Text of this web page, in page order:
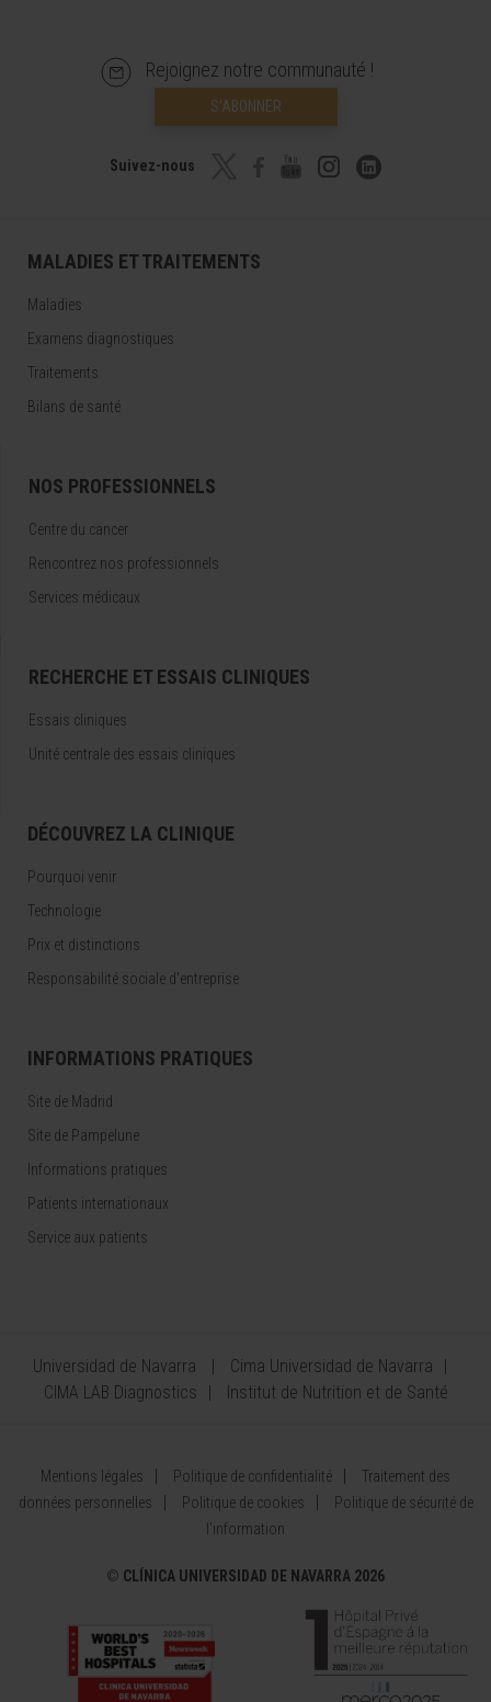
Rejoignez notre communauté !
S’ABONNER
Suivez-nous
MALADIES ET TRAITEMENTS
Maladies
Examens diagnostiques
Traitements
Bilans de santé
NOS PROFESSIONNELS
Centre du cancer
Rencontrez nos professionnels
Services médicaux
RECHERCHE ET ESSAIS CLINIQUES
Essais cliniques
Unité centrale des essais cliniques
DÉCOUVREZ LA CLINIQUE
Pourquoi venir
Technologie
Prix et distinctions
Responsabilité sociale d'entreprise
INFORMATIONS PRATIQUES
Site de Madrid
Site de Pampelune
Informations pratiques
Patients internationaux
Service aux patients
Universidad de Navarra
Cima Universidad de Navarra
CIMA LAB Diagnostics
Institut de Nutrition et de Santé
Mentions légales Politique de confidentialité
Traitement des
données personnelles
Politique de cookies
Politique de sécurité de
l’information
© CLÍNICA UNIVERSIDAD DE NAVARRA 2026